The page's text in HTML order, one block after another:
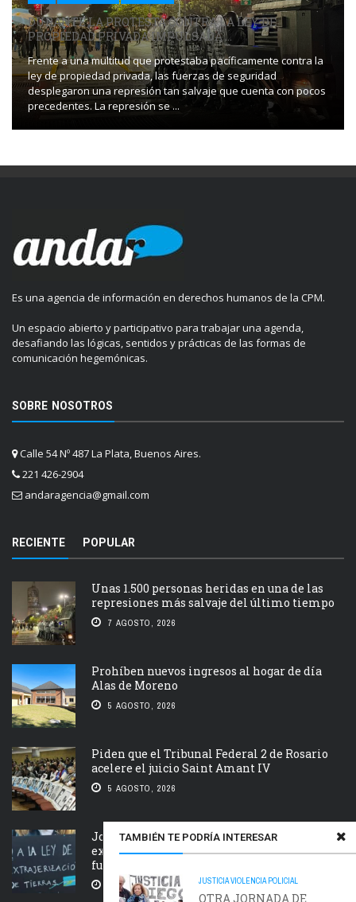
TAMBIÉN TE PODRÍA INTERESAR
JUSTICIAVIOLENCIA POLICIAL
OTRA JORNADA DE
DURANTE LA PROTESTA CONTRA LA LEY DE
PROPIEDAD PRIVADA IMPULSADA ...
Frente a una multitud que protestaba pacíficamente contra la
ley de propiedad privada, las fuerzas de seguridad
desplegaron una represión tan salvaje que cuenta con pocos
precedentes. La represión se ...
Es una agencia de información en derechos humanos de la CPM.
Un espacio abierto y participativo para trabajar una agenda,
desafiando las lógicas, sentidos y prácticas de las formas de
comunicación hegemónicas.
SOBRE NOSOTROS
Calle 54 Nº 487 La Plata, Buenos Aires.
221 426-2904
andaragencia@gmail.com
RECIENTE POPULAR
Unas 1.500 personas heridas en una de las
represiones más salvaje del último tiempo
7 AGOSTO, 2026
Prohíben nuevos ingresos al hogar de día
Alas de Moreno
5 AGOSTO, 2026
Piden que el Tribunal Federal 2 de Rosario
acelere el juicio Saint Amant IV
5 AGOSTO, 2026
Jornada nacional en rechazo a la
extranjerización de tierras, manejo del
fuego y desalojos
5 AGOSTO, 2026